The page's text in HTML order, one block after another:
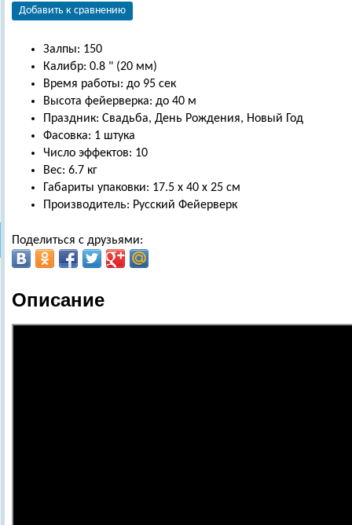
Добавить к сравнению
Залпы: 150
Калибр: 0.8 " (20 мм)
Время работы: до 95 сек
Высота фейерверка: до 40 м
Праздник: Свадьба, День Рождения, Новый Год
Фасовка: 1 штука
Число эффектов: 10
Вес: 6.7 кг
Габариты упаковки: 17.5 х 40 х 25 см
Производитель: Русский Фейерверк
Поделиться с друзьями:
Описание